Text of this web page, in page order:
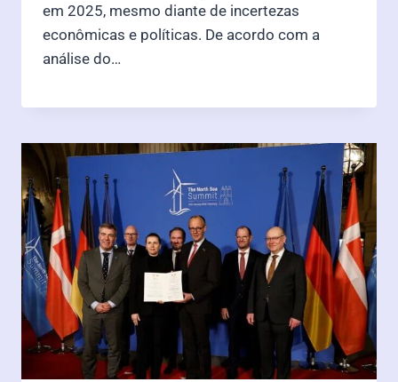
em 2025, mesmo diante de incertezas
econômicas e políticas. De acordo com a
análise do…